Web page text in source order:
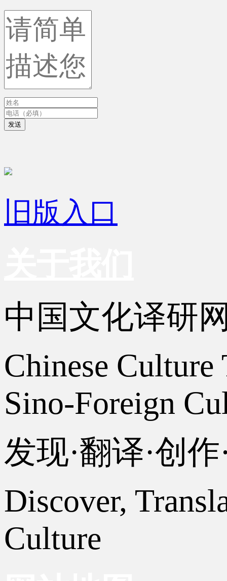
发送
旧版入口
中国文化译研
Chinese
Sino-Foreign
发现·翻译·创
Discover,
Culture